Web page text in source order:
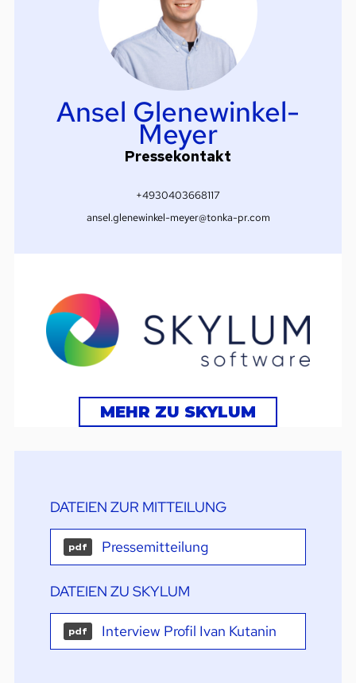
Ansel Glenewinkel-
Meyer
Pressekontakt
+4930403668117
ansel.glenewinkel-meyer@tonka-pr.com
MEHR ZU SKYLUM
DATEIEN ZUR MITTEILUNG
pdf Pressemitteilung
DATEIEN ZU SKYLUM
pdf Interview Profil Ivan Kutanin